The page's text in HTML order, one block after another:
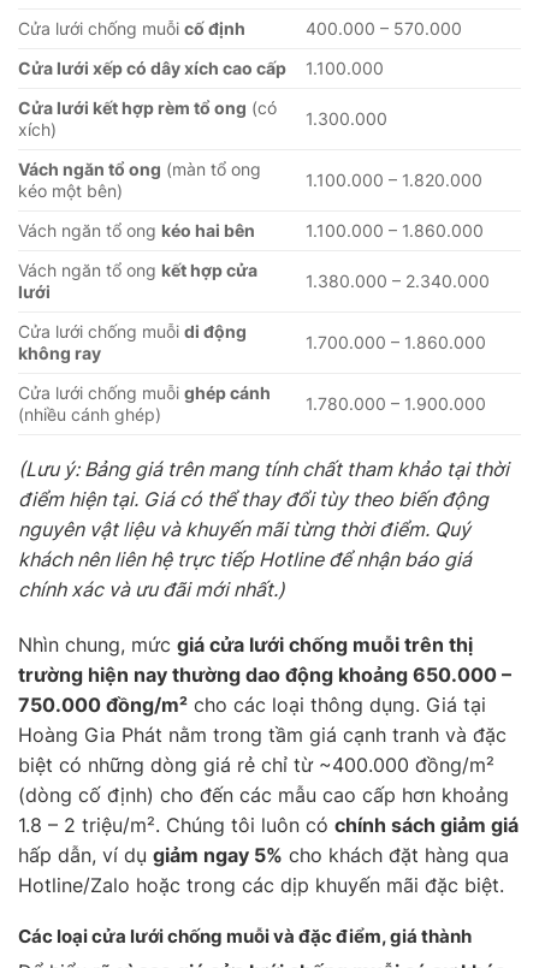
Cửa lưới chống muỗi cố định
400.000 – 570.000
Cửa lưới xếp có dây xích cao cấp
1.100.000
Cửa lưới kết hợp rèm tổ ong (có
xích)
1.300.000
Vách ngăn tổ ong (màn tổ ong
kéo một bên)
1.100.000 – 1.820.000
Vách ngăn tổ ong kéo hai bên
1.100.000 – 1.860.000
Vách ngăn tổ ong kết hợp cửa
lưới
1.380.000 – 2.340.000
Cửa lưới chống muỗi di động
không ray
1.700.000 – 1.860.000
Cửa lưới chống muỗi ghép cánh
(nhiều cánh ghép)
1.780.000 – 1.900.000
(Lưu ý: Bảng giá trên mang tính chất tham khảo tại thời
điểm hiện tại. Giá có thể thay đổi tùy theo biến động
nguyên vật liệu và khuyến mãi từng thời điểm. Quý
khách nên liên hệ trực tiếp Hotline để nhận báo giá
chính xác và ưu đãi mới nhất.)
Nhìn chung, mức giá cửa lưới chống muỗi trên thị
trường hiện nay thường dao động khoảng 650.000 –
750.000 đồng/m² cho các loại thông dụng. Giá tại
Hoàng Gia Phát nằm trong tầm giá cạnh tranh và đặc
biệt có những dòng giá rẻ chỉ từ ~400.000 đồng/m²
(dòng cố định) cho đến các mẫu cao cấp hơn khoảng
1.8 – 2 triệu/m². Chúng tôi luôn có chính sách giảm giá
hấp dẫn, ví dụ giảm ngay 5% cho khách đặt hàng qua
Hotline/Zalo hoặc trong các dịp khuyến mãi đặc biệt.
Các loại cửa lưới chống muỗi và đặc điểm, giá thành